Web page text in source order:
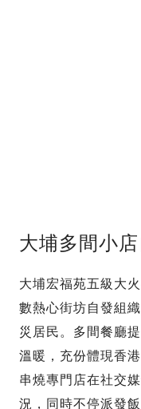
大埔多間小
大埔宏福苑五級大
數熱心街坊自發組
災居民。多間餐廳
溫暖，充份體現香
串燒專門店在社交
況，同時不停派發